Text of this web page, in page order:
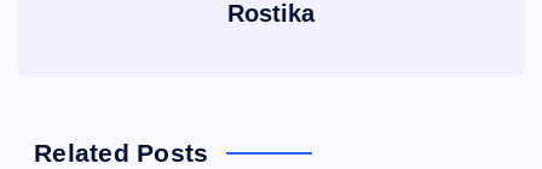
Rostika
Related Posts